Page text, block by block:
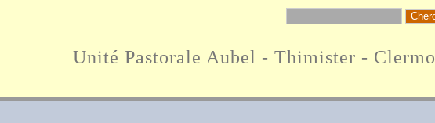
Unité Pastorale Aubel - Thimister -